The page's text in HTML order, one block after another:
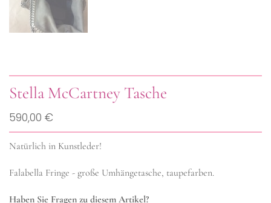
Stella McCartney Tasche
590,00 €
Natürlich in Kunstleder!
Falabella Fringe - große Umhängetasche, taupefarben.
Haben Sie Fragen zu diesem Artikel?